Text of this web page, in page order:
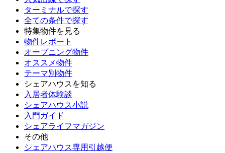
ターミナルで探す
全ての条件で探す
特集物件を見る
物件レポート
オープニング物件
オススメ物件
テーマ別物件
シェアハウスを知る
入居者体験談
シェアハウス小説
入門ガイド
シェアライフマガジン
その他
シェアハウス専用引越便